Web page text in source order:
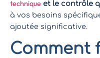
technique et le contrôle
à vos besoins
ajoutée significative.
Comment